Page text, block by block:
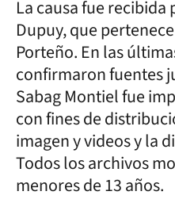
La causa fue
Dupuy, que
Porteño. En las
confirmaron fuentes
Sabag Montiel fue
con fines de
imagen y videos y la
Todos los archivos
menores de 13 años.